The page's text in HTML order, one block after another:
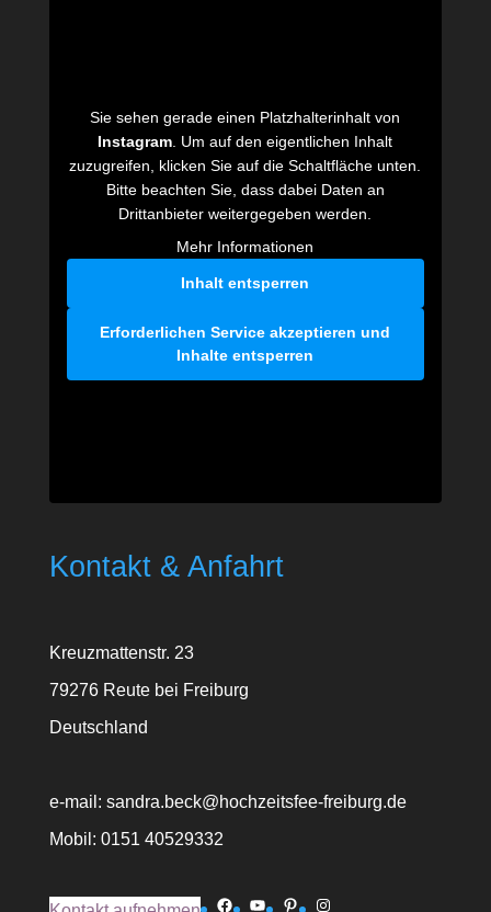
Sie sehen gerade einen Platzhalterinhalt von
Instagram. Um auf den eigentlichen Inhalt
zuzugreifen, klicken Sie auf die Schaltfläche unten.
Bitte beachten Sie, dass dabei Daten an
Drittanbieter weitergegeben werden.
Mehr Informationen
Inhalt entsperren
Erforderlichen Service akzeptieren und
Inhalte entsperren
Kontakt & Anfahrt
Kreuzmattenstr. 23
79276 Reute bei Freiburg
Deutschland
e-mail: sandra.beck@hochzeitsfee-freiburg.de
Mobil: 0151 40529332
Facebook
YouTube
PinterestInstagram